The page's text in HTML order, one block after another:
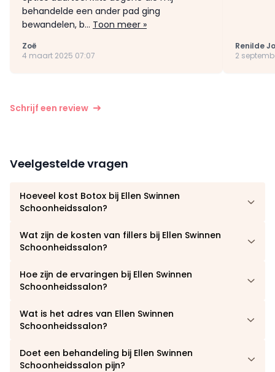
behandelde een ander pad ging
bewandelen, b... Toon meer »
Zoë
4 maart 2025 07:07
Renilde
2
Schrijf een review
Veelgestelde vragen
Hoeveel kost Botox bij Ellen Swinnen
Schoonheidssalon?
Wat zijn de kosten van fillers bij Ellen Swinnen
Schoonheidssalon?
Hoe zijn de ervaringen bij Ellen Swinnen
Schoonheidssalon?
Wat is het adres van Ellen Swinnen
Schoonheidssalon?
Doet een behandeling bij Ellen Swinnen
Schoonheidssalon pijn?